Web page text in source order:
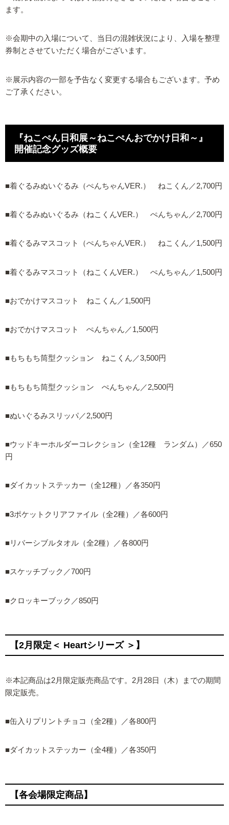
ます。
※会期中の入場について、当日の混雑状況により、入場を整理
券制とさせていただく場合がございます。
※展示内容の一部を予告なく変更する場合もございます。予め
ご了承ください。
『ねこぺん日和展～ねこぺんおでかけ日和～』
開催記念グッズ概要
■着ぐるみぬいぐるみ（ぺんちゃんVER.） ねこくん／2,700円
■着ぐるみぬいぐるみ（ねこくんVER.） ぺんちゃん／2,700円
■着ぐるみマスコット（ぺんちゃんVER.） ねこくん／1,500円
■着ぐるみマスコット（ねこくんVER.） ぺんちゃん／1,500円
■おでかけマスコット ねこくん／1,500円
■おでかけマスコット ぺんちゃん／1,500円
■もちもち筒型クッション ねこくん／3,500円
■もちもち筒型クッション ぺんちゃん／2,500円
■ぬいぐるみスリッパ／2,500円
■ウッドキーホルダーコレクション（全12種 ランダム）／650
円
■ダイカットステッカー（全12種）／各350円
■3ポケットクリアファイル（全2種）／各600円
■リバーシブルタオル（全2種）／各800円
■スケッチブック／700円
■クロッキーブック／850円
【2月限定＜ Heartシリーズ ＞】
※本記商品は2月限定販売商品です。2月28日（木）までの期間
限定販売。
■缶入りプリントチョコ（全2種）／各800円
■ダイカットステッカー（全4種）／各350円
【各会場限定商品】